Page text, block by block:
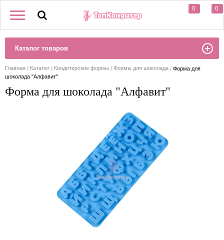
0 0
Каталог товаров
Главная Каталог Кондитерские формы Формы для шоколада
Форма для
шоколада "Алфавит"
Форма для шоколада "Алфавит"